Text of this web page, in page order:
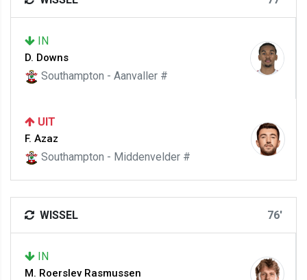
IN
D. Downs
Southampton - Aanvaller #
UIT
F. Azaz
Southampton - Middenvelder #
WISSEL 76'
IN
M. Roerslev Rasmussen